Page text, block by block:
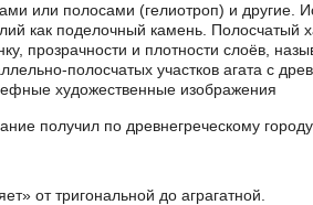
или полосами (гелиотроп) и другие.
как поделочный камень.
прозрачности и плотности слоёв,
полосчатых участков агата с
художественные изображения
получил по древнегреческому
от тригональной до аграгатной.